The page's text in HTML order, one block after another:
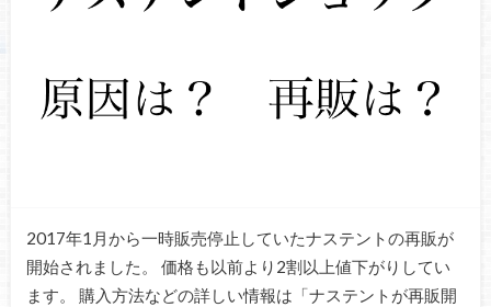
2017年1月から一時販売停止していたナステントの再販が
開始されました。 価格も以前より2割以上値下がりしてい
ます。 購入方法などの詳しい情報は「ナステントが再販開